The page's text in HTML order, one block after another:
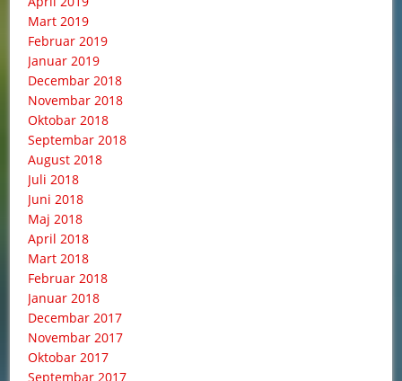
Mart 2019
Februar 2019
Januar 2019
Decembar 2018
Novembar 2018
Oktobar 2018
Septembar 2018
August 2018
Juli 2018
Juni 2018
Maj 2018
April 2018
Mart 2018
Februar 2018
Januar 2018
Decembar 2017
Novembar 2017
Oktobar 2017
Septembar 2017